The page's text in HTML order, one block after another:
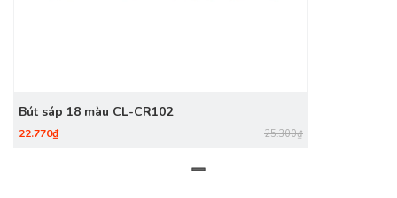
Bút sáp 18 màu CL-CR102
22.770₫ 25.300₫